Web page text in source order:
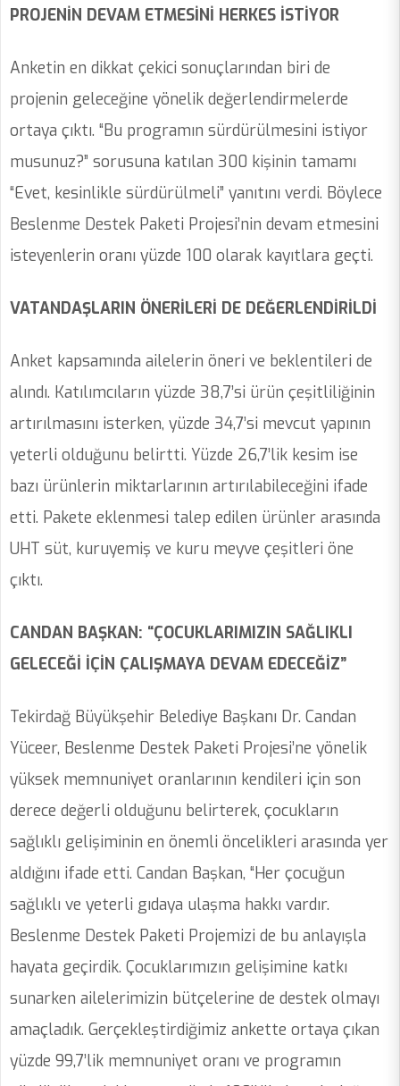
PROJENİN DEVAM ETMESİNİ HERKES İSTİYOR
Anketin en dikkat çekici sonuçlarından biri de
projenin geleceğine yönelik değerlendirmelerde
ortaya çıktı. “Bu programın sürdürülmesini istiyor
musunuz?” sorusuna katılan 300 kişinin tamamı
“Evet, kesinlikle sürdürülmeli” yanıtını verdi. Böylece
Beslenme Destek Paketi Projesi’nin devam etmesini
isteyenlerin oranı yüzde 100 olarak kayıtlara geçti.
VATANDAŞLARIN ÖNERİLERİ DE DEĞERLENDİRİLDİ
Anket kapsamında ailelerin öneri ve beklentileri de
alındı. Katılımcıların yüzde 38,7’si ürün çeşitliliğinin
artırılmasını isterken, yüzde 34,7’si mevcut yapının
yeterli olduğunu belirtti. Yüzde 26,7’lik kesim ise
bazı ürünlerin miktarlarının artırılabileceğini ifade
etti. Pakete eklenmesi talep edilen ürünler arasında
UHT süt, kuruyemiş ve kuru meyve çeşitleri öne
çıktı.
CANDAN BAŞKAN: “ÇOCUKLARIMIZIN SAĞLIKLI
GELECEĞİ İÇİN ÇALIŞMAYA DEVAM EDECEĞİZ”
Tekirdağ Büyükşehir Belediye Başkanı Dr. Candan
Yüceer, Beslenme Destek Paketi Projesi’ne yönelik
yüksek memnuniyet oranlarının kendileri için son
derece değerli olduğunu belirterek, çocukların
sağlıklı gelişiminin en önemli öncelikleri arasında yer
aldığını ifade etti. Candan Başkan, “Her çocuğun
sağlıklı ve yeterli gıdaya ulaşma hakkı vardır.
Beslenme Destek Paketi Projemizi de bu anlayışla
hayata geçirdik. Çocuklarımızın gelişimine katkı
sunarken ailelerimizin bütçelerine de destek olmayı
amaçladık. Gerçekleştirdiğimiz ankette ortaya çıkan
yüzde 99,7’lik memnuniyet oranı ve programın